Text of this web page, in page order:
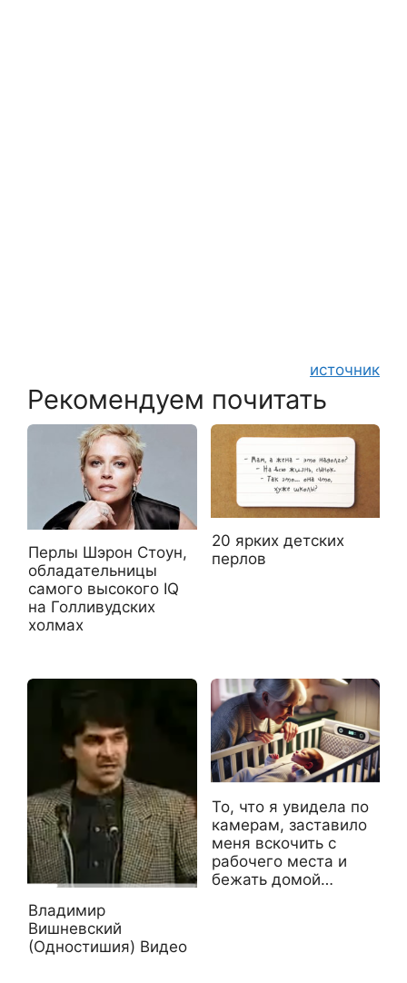
источник
Рекомендуем почитать
Перлы Шэрон Стоун,
обладательницы
самого высокого IQ
на Голливудских
холмах
20 ярких детских
перлов
Владимир
Вишневский
(Одностишия) Видео
То, что я увидела по
камерам, заставило
меня вскочить с
рабочего места и
бежать домой…